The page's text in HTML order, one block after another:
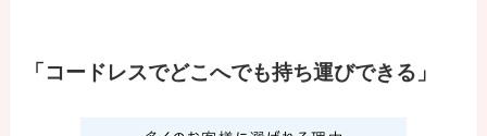
「コードレスでどこへでも持ち運びできる」